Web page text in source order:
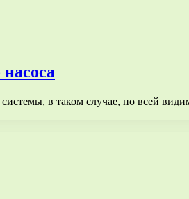
в таком случае, по всей